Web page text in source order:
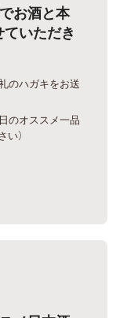
お酒と本
いただき
のハガキをお送
のオススメ一品
い）